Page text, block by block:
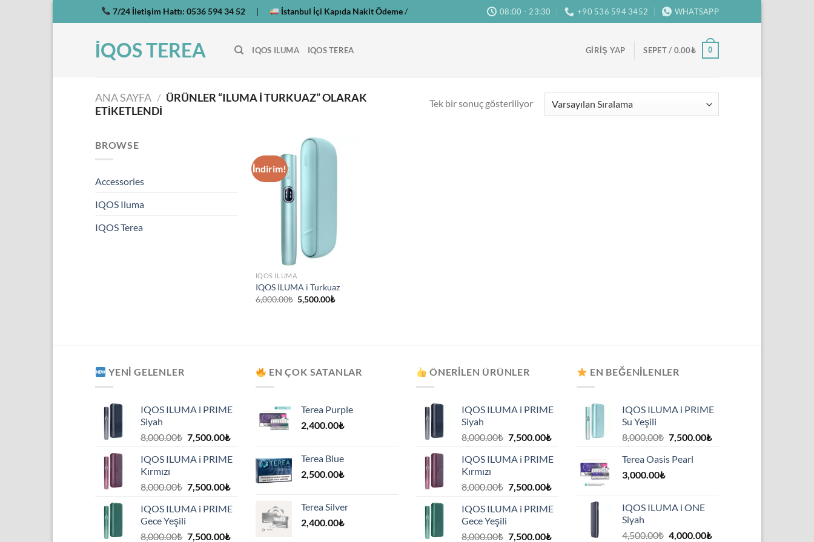
atla
7/24 İletişim Hattı: 0536 594 34 52 | İstanbul İçi Kapıda Nakit Ödeme/ 08:00 - 23:30 +90 536 594 3452 WHATSAPP
İQOS TEREA IQOS ILUMA IQOS TEREA GIRIŞ YAP SEPET / 0.00₺ 0
ANA SAYFA / ÜRÜNLER “ILUMA I TURKUAZ” OLARAK
ETIKETLENDI
Tek bir sonuç gösteriliyor
BROWSE
Accessories
IQOS Iluma
IQOS Terea
İndirim!
IQOS ILUMA
IQOS ILUMA i Turkuaz
6,000.00₺ Orijinal
fiyat:
5,500.00₺Şu
YENI GELENLER
IQOS ILUMA i PRIME
Siyah
8,000.00₺ Orijinal
8,000.00₺.
7,500.00₺Şu
fiyat:
7,500.00₺.
IQOS ILUMA i PRIME
Kırmızı
8,000.00₺ Orijinal
8,000.00₺.
7,500.00₺Şu
fiyat:
7,500.00₺.
IQOS ILUMA i PRIME
Gece Yeşili
8,000.00₺ Orijinal
7,500.00₺Şu
EN ÇOK SATANLAR
Terea Purple
2,400.00₺
Terea Blue
2,500.00₺
Terea Silver
2,400.00₺
ÖNERILEN ÜRÜNLER
IQOS ILUMA i PRIME
Siyah
8,000.00₺ Orijinal
8,000.00₺.
7,500.00₺Şu
fiyat:
7,500.00₺.
IQOS ILUMA i PRIME
Kırmızı
8,000.00₺ Orijinal
8,000.00₺.
7,500.00₺Şu
fiyat:
IQOS ILUMA i PRIME
Gece Yeşili
8,000.00₺ Orijinal
7,500.00₺Şu
EN BEĞENILENLER
IQOS ILUMA i PRIME
Su Yeşili
8,000.00₺ Orijinal
8,000.00₺.
7,500.00₺Şu
Terea Oasis Pearl
3,000.00₺
IQOS ILUMA i ONE
Siyah
4,500.00₺ Orijinal
4,000.00₺Şu